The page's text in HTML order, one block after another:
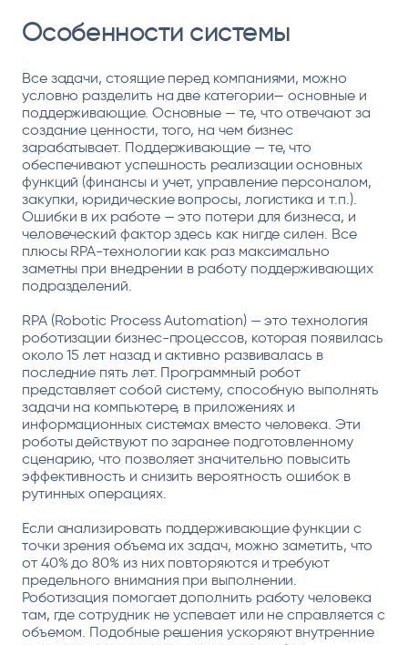
Особенности системы
Все задачи, стоящие перед компаниями, можно
условно разделить на две категории— основные и
поддерживающие. Основные — те, что отвечают за
создание ценности, того, на чем бизнес
зарабатывает. Поддерживающие — те, что
обеспечивают успешность реализации основных
функций (финансы и учет, управление персоналом,
закупки, юридические вопросы, логистика и т.п.).
Ошибки в их работе — это потери для бизнеса, и
человеческий фактор здесь как нигде силен. Все
плюсы RPA-технологии как раз максимально
заметны при внедрении в работу поддерживающих
подразделений.
RPA (Robotic Process Automation) — это технология
роботизации бизнес-процессов, которая появилась
около 15 лет назад и активно развивалась в
последние пять лет. Программный робот
представляет собой систему, способную выполнять
задачи на компьютере, в приложениях и
информационных системах вместо человека. Эти
роботы действуют по заранее подготовленному
сценарию, что позволяет значительно повысить
эффективность и снизить вероятность ошибок в
рутинных операциях.
Если анализировать поддерживающие функции с
точки зрения объема их задач, можно заметить, что
от 40% до 80% из них повторяются и требуют
предельного внимания при выполнении.
Роботизация помогает дополнить работу человека
там, где сотрудник не успевает или не справляется с
объемом. Подобные решения ускоряют внутренние